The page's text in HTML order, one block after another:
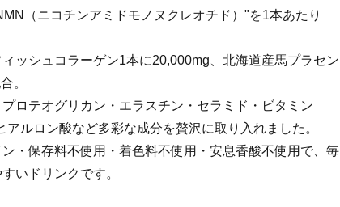
（ニコチンアミドモノヌクレオチド）"を1本あたり
ッシュコラーゲン1本に20,000mg、北海道産馬プラセン
。
ロテオグリカン・エラスチン・セラミド・ビタミン
アルロン酸など多彩な成分を贅沢に取り入れました。
ン・保存料不使用・着色料不使用・安息香酸不使用で、毎
いドリンクです。